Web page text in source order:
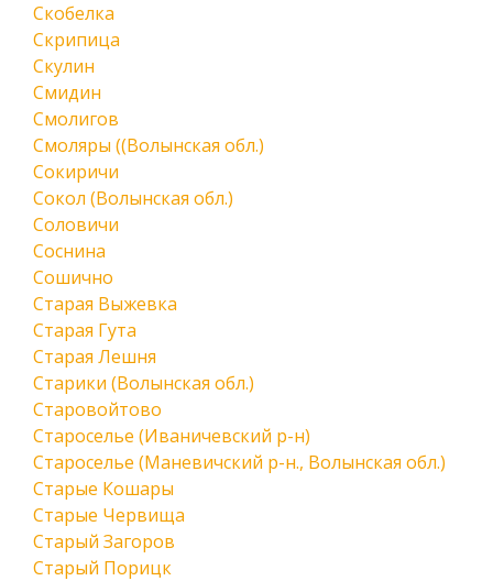
Скобелка
Скрипица
Скулин
Смидин
Смолигов
Смоляры ((Волынская обл.)
Сокиричи
Сокол (Волынская обл.)
Соловичи
Соснина
Сошично
Старая Выжевка
Старая Гута
Старая Лешня
Старики (Волынская обл.)
Старовойтово
Староселье (Иваничевский р-н)
Староселье (Маневичский р-н., Волынская обл.)
Старые Кошары
Старые Червища
Старый Загоров
Старый Порицк